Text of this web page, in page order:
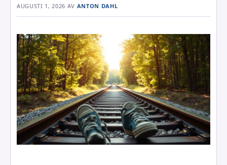
AUGUSTI 1, 2026 AV ANTON DAHL